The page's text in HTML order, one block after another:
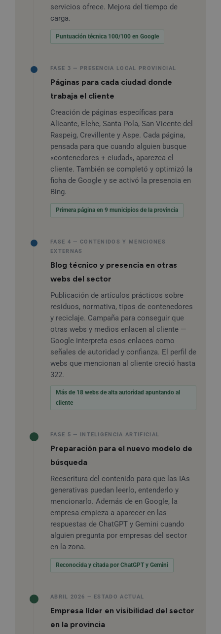
servicios ofrece. Mejora del tiempo de
carga.
Puntuación técnica 100/100 en Google
FASE 3 — PRESENCIA LOCAL PROVINCIAL
Páginas para cada ciudad donde
trabaja el cliente
Creación de páginas específicas para
Alicante, Elche, Santa Pola, San Vicente del
Raspeig, Crevillente y Aspe. Cada página,
pensada para que cuando alguien busque
«contenedores + ciudad», aparezca el
cliente. También se completó y optimizó la
ficha de Google y se activó la presencia en
Bing.
Primera página en 9 municipios de la provincia
FASE 4 — CONTENIDOS Y MENCIONES
EXTERNAS
Blog técnico y presencia en otras
webs del sector
Publicación de artículos prácticos sobre
residuos, normativa, tipos de contenedores
y reciclaje. Campaña para conseguir que
otras webs y medios enlacen al cliente —
Google interpreta esos enlaces como
señales de autoridad y confianza. El perfil de
webs que mencionan al cliente creció hasta
322.
Más de 18 webs de alta autoridad apuntando al
cliente
FASE 5 — INTELIGENCIA ARTIFICIAL
Preparación para el nuevo modelo de
búsqueda
Reescritura del contenido para que las IAs
generativas puedan leerlo, entenderlo y
mencionarlo. Además de en Google, la
empresa empieza a aparecer en las
respuestas de ChatGPT y Gemini cuando
alguien pregunta por empresas del sector
en la zona.
Reconocida y citada por ChatGPT y Gemini
ABRIL 2026 — ESTADO ACTUAL
Empresa líder en visibilidad del sector
en la provincia